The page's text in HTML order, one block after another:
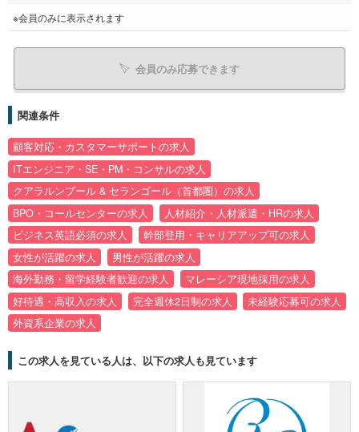
※会員のみに表示されます
会員のみ応募できます
関連条件
顧客対応・カスタマーサポートの求人
ITエンジニア・SE・PM・コンサルの求人
クアラルンプール & セランゴール（首都圏）の求人
BPO・コールセンターの求人
人材紹介・人材派遣・HRの求人
ビジネス英語必須の求人
幹部登用・キャリアアップ可の求人
女性が活躍の求人
男性が活躍の求人
海外勤務・留学経験者歓迎の求人
マレーシア現地採用の求人
好待遇・高収入の求人
完全週休2日制の求人
未経験応募可の求人
外資系企業の求人
この求人を見ている人は、以下の求人も見ています